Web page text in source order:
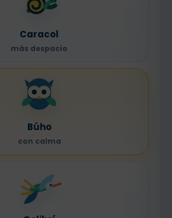
Caracol
más despacio
Búho
con calma